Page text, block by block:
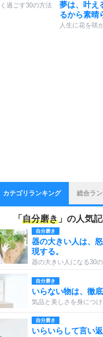
過ごす30の方法
夢は、叶え
るから素晴
人生に花を咲
カテゴリランキング 総合ラ
「 自分磨き 」の人気
自分磨き
器の大きい人は、
現する。
器の大きい人になる30
自分磨き
いらない物は、徹
気品と美しさを身につ
自分磨き
いらいらして言い